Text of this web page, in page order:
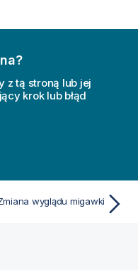
z tą stroną lub jej
krok lub błąd
wyglądu migawki